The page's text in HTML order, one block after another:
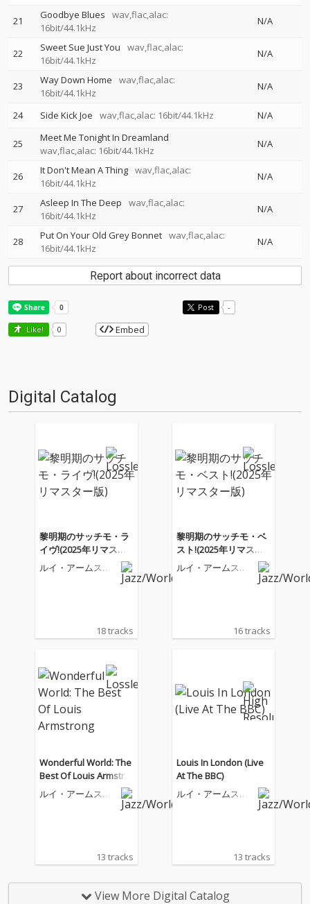
21 Goodbye Blues
wav,flac,alac:
16bit/44.1kHz
N/A
22 Sweet Sue Just You
wav,flac,alac:
16bit/44.1kHz
N/A
23 Way Down Home
wav,flac,alac:
16bit/44.1kHz
N/A
24 Side Kick Joe wav,flac,alac: 16bit/44.1kHz N/A
25
Meet Me Tonight In Dreamland
wav,flac,alac: 16bit/44.1kHz
N/A
26 It Don't Mean A Thing wav,flac,alac:
16bit/44.1kHz
N/A
27 Asleep In The Deep
wav,flac,alac:
16bit/44.1kHz
N/A
28 Put On Your Old Grey Bonnet wav,flac,alac:
16bit/44.1kHz
N/A
Report about incorrect data
Post -
Like! 0 Embed
Digital Catalog
黎明期のサッチモ・ラ
イヴ!(2025年リマスタ
ー版)
ルイ・アームスト
18 tracks
黎明期のサッチモ・ベ
スト!(2025年リマスタ
ー版)
ルイ・アームスト
16 tracks
Wonderful World: The
Best Of Louis Armstro
ng
ルイ・アームスト
13 tracks
Louis In London (Live
At The BBC)
ルイ・アームスト
13 tracks
View More Digital Catalog